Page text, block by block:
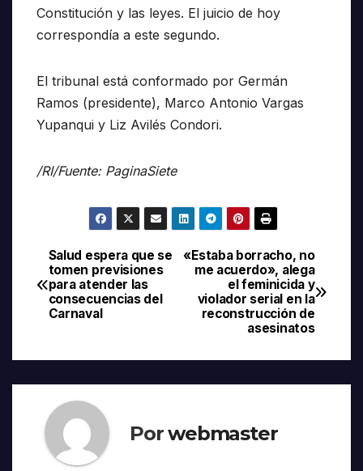
Constitución y las leyes. El juicio de hoy
correspondía a este segundo.
El tribunal está conformado por Germán
Ramos (presidente), Marco Antonio Vargas
Yupanqui y Liz Avilés Condori.
/RI/Fuente: PaginaSiete
Navegación
de
«Estaba borracho, no
me acuerdo», alega
el feminicida y
violador serial en la
reconstrucción de
asesinatos
Salud espera que se
tomen previsiones
para atender las
consecuencias del
Carnaval
Porwebmaster